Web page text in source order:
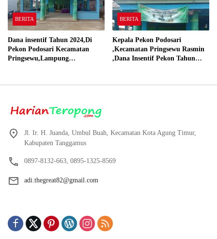
BERITA
Dana insentif Tahun 2024,Di
Pekon Podosari Kecamatan
Pringsewu,Lampung
BERITA
Kepala Pekon Podosari
,Kecamatan Pringsewu Rasmin
,Dana Insentif Pekon Tahun
Jl. Ir. H. Juanda, Umbul Buah, Kecamatan Kota Agung Timur,
Kabupaten Tanggamus
0897-8132-663, 0895-1325-8569
adi.thegreat82@gmail.com